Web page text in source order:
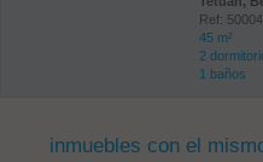
Ref:
45 m²
2
1 baños
inmuebles con el